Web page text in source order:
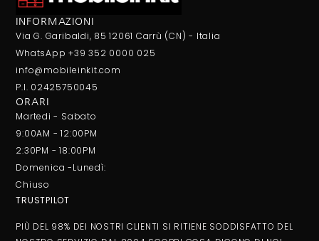
INFORMAZIONI
Via G. Garibaldi, 85 12061 Carrù (CN) - Italia
WhatsApp +39 352 0000 025
info@mobileinkit.com
P.I. 02425750045
ORARI
Martedi - Sabato
9:00AM - 12:00PM
2:30PM - 18:00PM
Domenica -Lunedì:
Chiuso
TRUSTPILOT
PIÙ DEL 98% DEI NOSTRI CLIENTI SI RITIENE SODDISFATTO DEL